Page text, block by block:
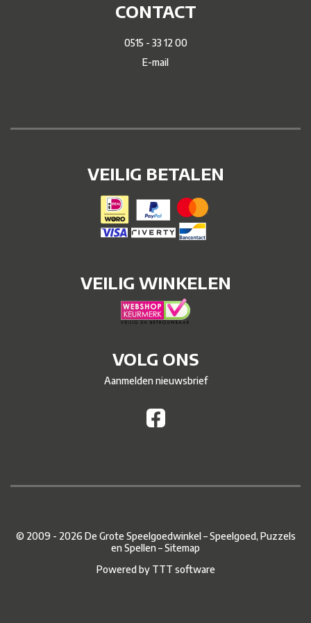
CONTACT
0515 - 33 12 00
E-mail
VEILIG BETALEN
VEILIG WINKELEN
VOLG ONS
Aanmelden nieuwsbrief
© 2009 - 2026 De Grote Speelgoedwinkel – Speelgoed, Puzzels
en Spellen –Sitemap
Powered by TTT software